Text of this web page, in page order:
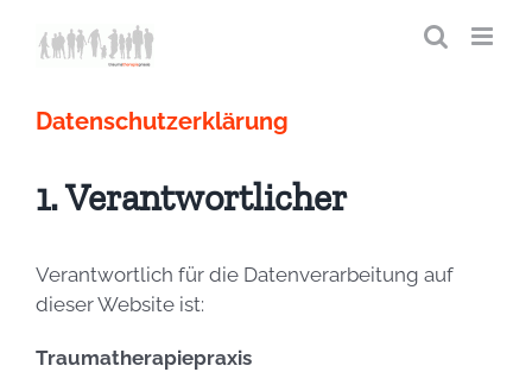
Inhalt
Datenschutzerklärung
1. Verantwortlicher
Verantwortlich für die Datenverarbeitung auf
dieser Website ist:
Traumatherapiepraxis